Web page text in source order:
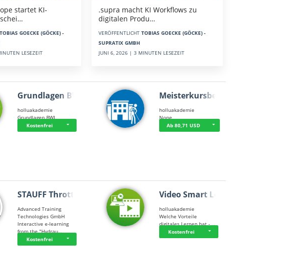
startet KI-
TOBIAS GOECKE (GÖCKE) -
LESEZEIT
.supra macht KI Workflows zu
digitalen Produ…
VERÖFFENTLICHT TOBIAS GOECKE (GÖCKE) -
SUPRATIX GMBH
JUNI 6, 2026 | 3 MINUTEN LESEZEIT
Grundlagen BWL
holluakademie
Grundlagen BWL
Kostenfrei
Meisterkursbegl…
holluakademie
None
Ab 80,71 USD
STAUFF Throttle…
Advanced Training
Technologies GmbH
Interactive e-learning
from the "Hydrau…
Kostenfrei
Video Smart Lea…
holluakademie
Welche Vorteile
digitales Lernen hat - …
Kostenfrei